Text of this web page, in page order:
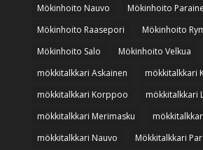
Mökinhoito Nauvo
Mökinhoito
Mökinhoito Raasepori
Mökinhoito
Mökinhoito Salo
Mökinhoito Velkua
mökkitalkkari Askainen
mökkitalkkari
mökkitalkkari Korppoo
mökkitalkkari
mökkitalkkari Merimasku
mökkitalkkari Nauvo
Mökkitalkkari